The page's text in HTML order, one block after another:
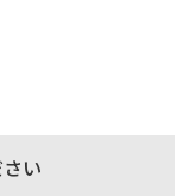
い